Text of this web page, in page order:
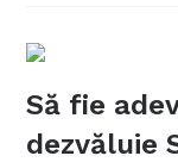
Să fie
dezvăluie